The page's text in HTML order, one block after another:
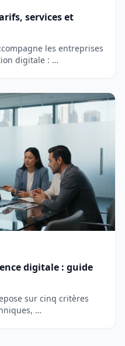
services et
les entreprises
digitale : …
digitale : guide
sur cinq critères
…